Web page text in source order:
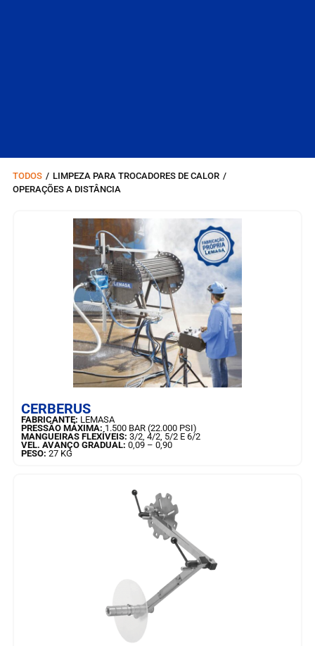
TODOS / LIMPEZA PARA TROCADORES DE CALOR /
OPERAÇÕES A DISTÂNCIA
SAIBA MAIS
CERBERUS
FABRICANTE: LEMASA
PRESSÃO MÁXIMA: 1.500 BAR (22.000 PSI)
MANGUEIRAS FLEXÍVEIS: 3/2, 4/2, 5/2 E 6/2
VEL. AVANÇO GRADUAL: 0,09 – 0,90
PESO: 27 KG
SAIBA MAIS